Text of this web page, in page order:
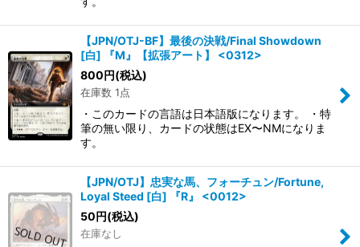
【JPN/OTJ-BF】最後の決戦/Final Showdown
[白] 『M』【拡張アート】 <0312>
800円(税込)
在庫数 1点
・このカードの言語は日本語版になります。 ・特
筆の無い限り、カードの状態はEX〜NMになりま
す。
【JPN/OTJ】忠実な馬、フォーチュン/Fortune,
Loyal Steed [白] 『R』 <0012>
50円(税込)
在庫なし